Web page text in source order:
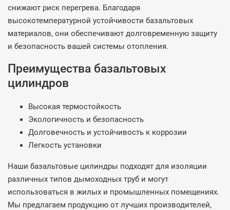
снижают риск перегрева. Благодаря
высокотемпературной устойчивости базальтовых
материалов, они обеспечивают долговременную защиту
и безопасность вашей системы отопления.
Преимущества базальтовых
цилиндров
Высокая термостойкость
Экологичность и безопасность
Долговечность и устойчивость к коррозии
Легкость установки
Наши базальтовые цилиндры подходят для изоляции
различных типов дымоходных труб и могут
использоваться в жилых и промышленных помещениях.
Мы предлагаем продукцию от лучших производителей,